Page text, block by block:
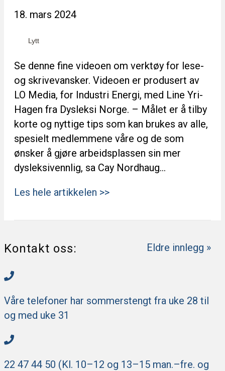
18. mars 2024
Lytt
Se denne fine videoen om verktøy for lese-
og skrivevansker. Videoen er produsert av
LO Media, for Industri Energi, med Line Yri-
Hagen fra Dysleksi Norge. – Målet er å tilby
korte og nyttige tips som kan brukes av alle,
spesielt medlemmene våre og de som
ønsker å gjøre arbeidsplassen sin mer
dysleksivennlig, sa Cay Nordhaug…
Les hele artikkelen >>
Eldre innlegg »
Kontakt oss:
Våre telefoner har sommerstengt fra uke 28 til
og med uke 31
22 47 44 50 (Kl. 10–12 og 13–15 man.–fre. og